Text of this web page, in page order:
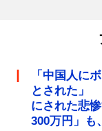
「中国人に
とされた」
にされた悲
300万円」も